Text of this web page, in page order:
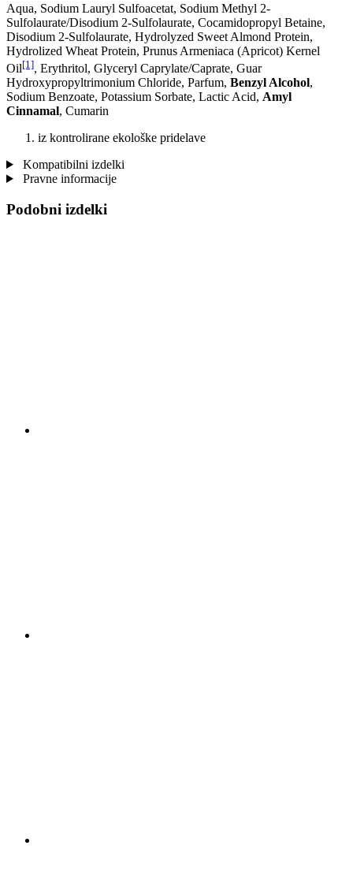
Aqua, Sodium Lauryl Sulfoacetat, Sodium Methyl 2-
Sulfolaurate/Disodium 2-Sulfolaurate, Cocamidopropyl Betaine,
Disodium 2-Sulfolaurate, Hydrolyzed Sweet Almond Protein,
Hydrolized Wheat Protein, Prunus Armeniaca (Apricot) Kernel
Oil[1], Erythritol, Glyceryl Caprylate/Caprate, Guar
Hydroxypropyltrimonium Chloride, Parfum, Benzyl Alcohol,
Sodium Benzoate, Potassium Sorbate, Lactic Acid, Amyl
Cinnamal, Cumarin
iz kontrolirane ekološke pridelave
Kompatibilni izdelki
Pravne informacije
Podobni izdelki